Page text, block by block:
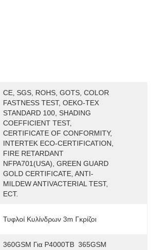
CE, SGS, ROHS, GOTS, COLOR
FASTNESS TEST, OEKO-TEX
STANDARD 100, SHADING
COEFFICIENT TEST,
CERTIFICATE OF CONFORMITY,
INTERTEK ECO-CERTIFICATION,
FIRE RETARDANT
NFPA701(USA), GREEN GUARD
GOLD CERTIFICATE, ANTI-
MILDEW ANTIVACTERIAL TEST,
ECT.
Τυφλοί Κυλίνδρων 3m Γκρίζοι
360GSM Για P4000TB  365GSM